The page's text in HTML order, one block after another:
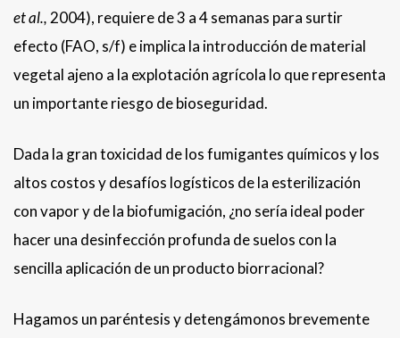
et al., 2004), requiere de 3 a 4 semanas para surtir
efecto (FAO, s/f) e implica la introducción de material
vegetal ajeno a la explotación agrícola lo que representa
un importante riesgo de bioseguridad.
Dada la gran toxicidad de los fumigantes químicos y los
altos costos y desafíos logísticos de la esterilización
con vapor y de la biofumigación, ¿no sería ideal poder
hacer una desinfección profunda de suelos con la
sencilla aplicación de un producto biorracional?
Hagamos un paréntesis y detengámonos brevemente